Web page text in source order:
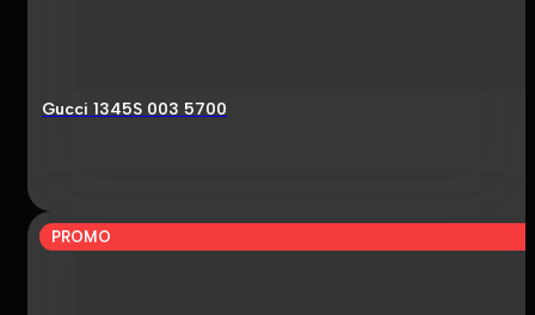
Gucci 1345S 003 5700
PROMO